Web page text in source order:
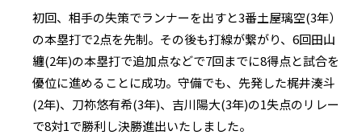
初回、相手の失策でランナーを出すと3番土屋璃空(3年）
の本塁打で2点を先制。その後も打線が繋がり、6回田山
纏(2年)の本塁打で追加点などで7回までに8得点と試合を
優位に進めることに成功。守備でも、先発した梶井湊斗
(2年)、刀祢悠有希(3年)、吉川陽大(3年)の1失点のリレー
で8対1で勝利し決勝進出いたしました。